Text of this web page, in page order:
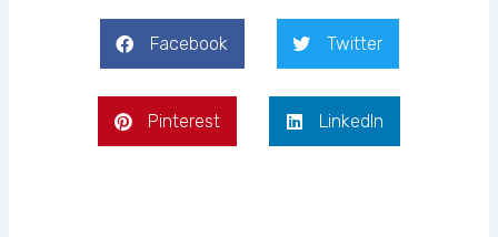
Facebook Twitter
Pinterest LinkedIn